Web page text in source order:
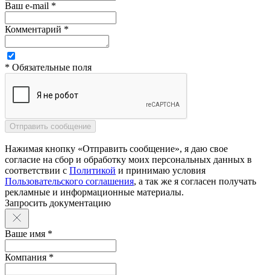
Ваш e-mail *
Комментарий *
* Обязательные поля
Нажимая кнопку «Отправить сообщение», я даю свое
согласие на сбор и обработку моих персональных данных в
соответствии с Политикой и принимаю условия
Пользовательского соглашения, а так же я согласен получать
рекламные и информационные материалы.
Запросить документацию
Ваше имя *
Компания *